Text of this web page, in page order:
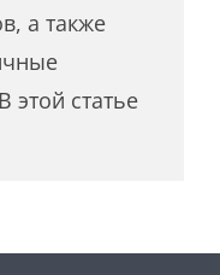
а также
этой статье